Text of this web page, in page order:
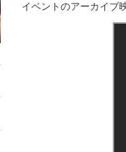
イベントのアーカイブ